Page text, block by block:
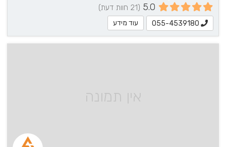
5.0 (21 חוות דעת)
055-4539180 עוד מידע
אין תמונה